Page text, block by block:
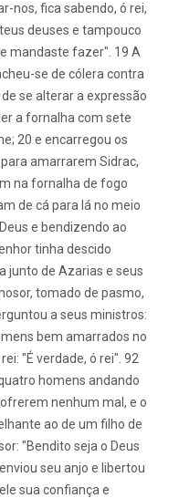
nos, fica sabendo, ó rei,
deuses e tampouco
mandaste fazer". 19 A
se de cólera contra
se alterar a expressão
a fornalha com sete
20 e encarregou os
amarrarem Sidrac,
na fornalha de fogo
de cá para lá no meio
e bendizendo ao
tinha descido
junto de Azarias e seus
tomado de pasmo,
a seus ministros:
bem amarrados no
"É verdade, ó rei". 92
homens andando
nenhum mal, e o
ao de um filho de
"Bendito seja o Deus
seu anjo e libertou
sua confiança e